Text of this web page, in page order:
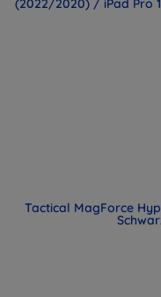
(2022/2020) / iPad Pro
Tactical MagForce